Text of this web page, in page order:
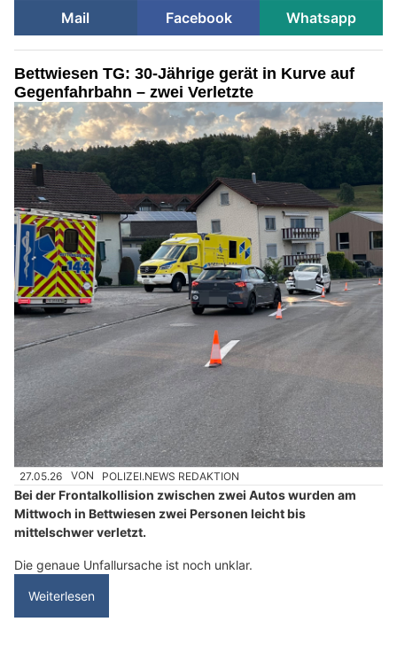
Mail
Facebook Whatsapp
Bettwiesen TG: 30-Jährige gerät in Kurve auf
Gegenfahrbahn – zwei Verletzte
27.05.26 VON POLIZEI.NEWS REDAKTION
Bei der Frontalkollision zwischen zwei Autos wurden am
Mittwoch in Bettwiesen zwei Personen leicht bis
mittelschwer verletzt.
Die genaue Unfallursache ist noch unklar.
Weiterlesen